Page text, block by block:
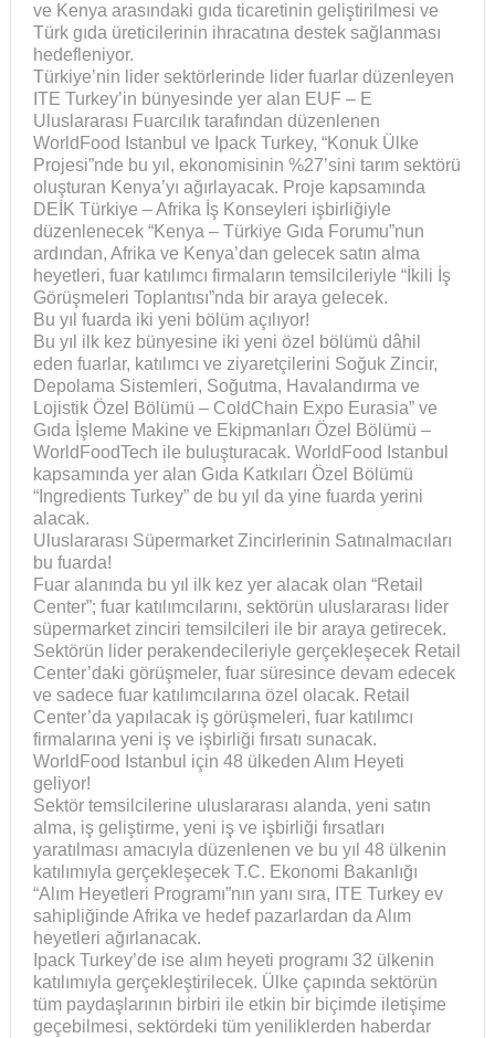
ve Kenya arasındaki gıda ticaretinin geliştirilmesi ve
Türk gıda üreticilerinin ihracatına destek sağlanması
hedefleniyor.
Türkiye’nin lider sektörlerinde lider fuarlar düzenleyen
ITE Turkey’in bünyesinde yer alan EUF – E
Uluslararası Fuarcılık tarafından düzenlenen
WorldFood Istanbul ve Ipack Turkey, “Konuk Ülke
Projesi”nde bu yıl, ekonomisinin %27’sini tarım sektörü
oluşturan Kenya’yı ağırlayacak. Proje kapsamında
DEİK Türkiye – Afrika İş Konseyleri işbirliğiyle
düzenlenecek “Kenya – Türkiye Gıda Forumu”nun
ardından, Afrika ve Kenya’dan gelecek satın alma
heyetleri, fuar katılımcı firmaların temsilcileriyle “İkili İş
Görüşmeleri Toplantısı”nda bir araya gelecek.
Bu yıl fuarda iki yeni bölüm açılıyor!
Bu yıl ilk kez bünyesine iki yeni özel bölümü dâhil
eden fuarlar, katılımcı ve ziyaretçilerini Soğuk Zincir,
Depolama Sistemleri, Soğutma, Havalandırma ve
Lojistik Özel Bölümü – ColdChain Expo Eurasia” ve
Gıda İşleme Makine ve Ekipmanları Özel Bölümü –
WorldFoodTech ile buluşturacak. WorldFood Istanbul
kapsamında yer alan Gıda Katkıları Özel Bölümü
“Ingredients Turkey” de bu yıl da yine fuarda yerini
alacak.
Uluslararası Süpermarket Zincirlerinin Satınalmacıları
bu fuarda!
Fuar alanında bu yıl ilk kez yer alacak olan “Retail
Center”; fuar katılımcılarını, sektörün uluslararası lider
süpermarket zinciri temsilcileri ile bir araya getirecek.
Sektörün lider perakendecileriyle gerçekleşecek Retail
Center’daki görüşmeler, fuar süresince devam edecek
ve sadece fuar katılımcılarına özel olacak. Retail
Center’da yapılacak iş görüşmeleri, fuar katılımcı
firmalarına yeni iş ve işbirliği fırsatı sunacak.
WorldFood Istanbul için 48 ülkeden Alım Heyeti
geliyor!
Sektör temsilcilerine uluslararası alanda, yeni satın
alma, iş geliştirme, yeni iş ve işbirliği fırsatları
yaratılması amacıyla düzenlenen ve bu yıl 48 ülkenin
katılımıyla gerçekleşecek T.C. Ekonomi Bakanlığı
“Alım Heyetleri Programı”nın yanı sıra, ITE Turkey ev
sahipliğinde Afrika ve hedef pazarlardan da Alım
heyetleri ağırlanacak.
Ipack Turkey’de ise alım heyeti programı 32 ülkenin
katılımıyla gerçekleştirilecek. Ülke çapında sektörün
tüm paydaşlarının birbiri ile etkin bir biçimde iletişime
geçebilmesi, sektördeki tüm yeniliklerden haberdar